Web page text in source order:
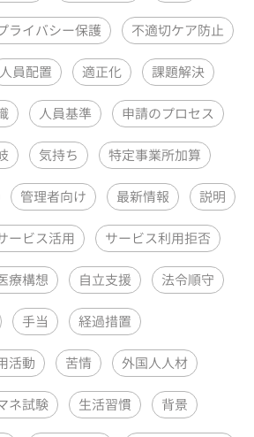
ライバシー保護 不適切ケア防止
人員配置 適正化 課題解決
人員基準 申請のプロセス
気持ち 特定事業所加算
管理者向け 最新情報 説明
ービス活用 サービス利用拒否
療構想 自立支援 法令順守
手当 経過措置
活動 苦情 外国人人材
ネ試験 生活習慣 背景